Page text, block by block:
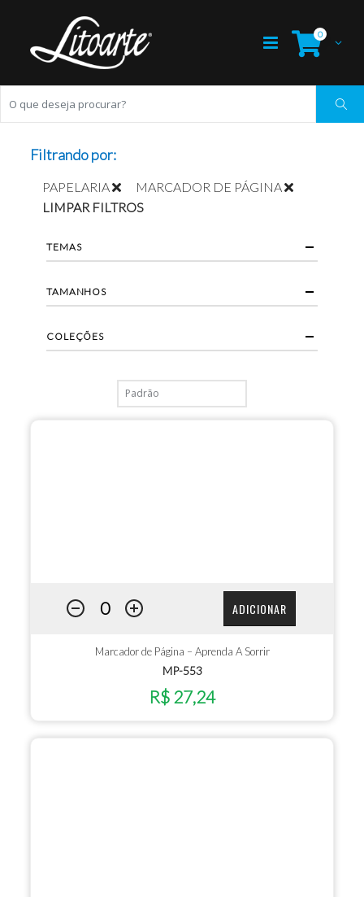
0
ADICIONAR
Marcador de Página – Aprenda A Sorrir
MP-553
R$ 27,24
Filtrando por:
PAPELARIA
MARCADOR DE PÁGINA
LIMPAR FILTROS
TEMAS
TAMANHOS
COLEÇÕES